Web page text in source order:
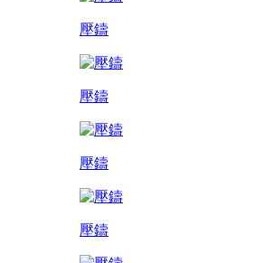
壓鑄
壓鑄
壓鑄
壓鑄